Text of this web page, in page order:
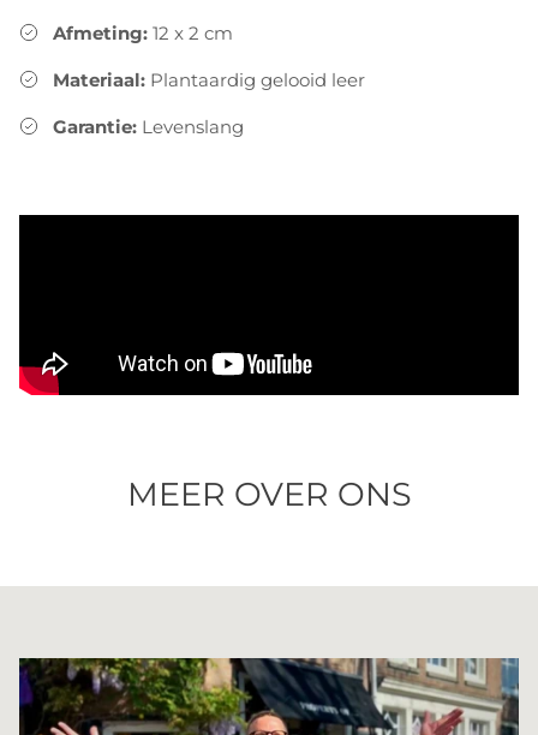
Afmeting: 12 x 2 cm
Materiaal: Plantaardig gelooid leer
Garantie: Levenslang
MEER OVER ONS